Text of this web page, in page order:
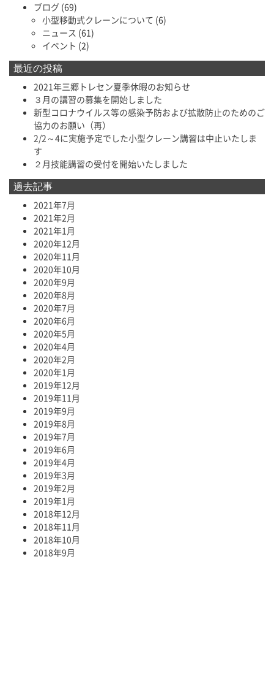
ブログ (69)
小型移動式クレーンについて (6)
ニュース (61)
イベント (2)
最近の投稿
2021年三郷トレセン夏季休暇のお知らせ
３月の講習の募集を開始しました
新型コロナウイルス等の感染予防および拡散防止のためのご
協力のお願い（再）
2/2～4に実施予定でした小型クレーン講習は中止いたしま
す
２月技能講習の受付を開始いたしました
過去記事
2021年7月
2021年2月
2021年1月
2020年12月
2020年11月
2020年10月
2020年9月
2020年8月
2020年7月
2020年6月
2020年5月
2020年4月
2020年2月
2020年1月
2019年12月
2019年11月
2019年9月
2019年8月
2019年7月
2019年6月
2019年4月
2019年3月
2019年2月
2019年1月
2018年12月
2018年11月
2018年10月
2018年9月